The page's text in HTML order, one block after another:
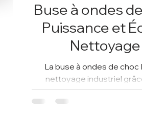
Buse à ondes
Puissance et
La buse à ondes de
nettoyage industriel
efficacité. Que ce